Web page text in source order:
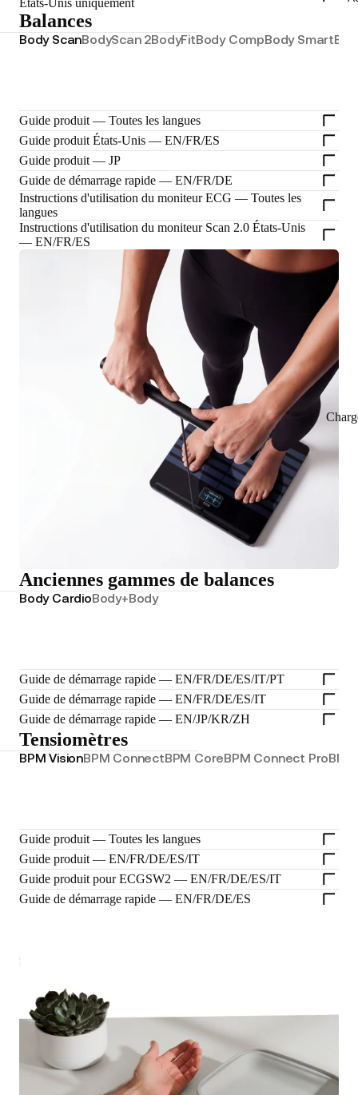
États-Unis uniquement
Balances
Body ScanBodyScan 2BodyFitBody CompBody Smart
Guide produit — Toutes les langues
Guide produit États-Unis — EN/FR/ES
Guide produit — JP
Guide de démarrage rapide — EN/FR/DE
Instructions d'utilisation du moniteur ECG — Toutes les
langues
Instructions d'utilisation du moniteur Scan 2.0 États-Unis
— EN/FR/ES
Anciennes gammes de balances
Body CardioBody+Body
Guide de démarrage rapide — EN/FR/DE/ES/IT/PT
Guide de démarrage rapide — EN/FR/DE/ES/IT
Guide de démarrage rapide — EN/JP/KR/ZH
Tensiomètres
BPM VisionBPM ConnectBPM CoreBPM Connect Pro
Guide produit — Toutes les langues
Guide produit — EN/FR/DE/ES/IT
Guide produit pour ECGSW2 — EN/FR/DE/ES/IT
Guide de démarrage rapide — EN/FR/DE/ES